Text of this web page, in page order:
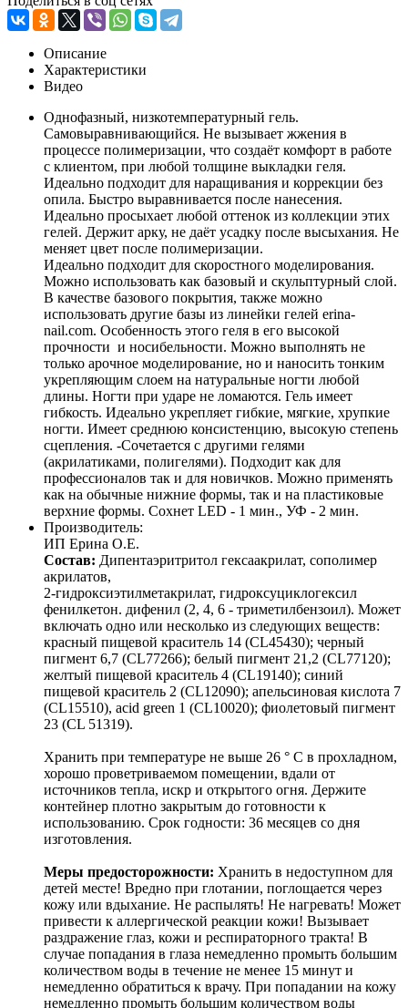
Описание
Характеристики
Видео
Однофазный, низкотемпературный гель.
Самовыравнивающийся. Не вызывает жжения в
процессе полимеризации, что создаёт комфорт в работе
с клиентом, при любой толщине выкладки геля.
Идеально подходит для наращивания и коррекции без
опила. Быстро выравнивается после нанесения.
Идеально просыхает любой оттенок из коллекции этих
гелей. Держит арку, не даёт усадку после высыхания. Не
меняет цвет после полимеризации.
Идеально подходит для скоростного моделирования.
Можно использовать как базовый и скульптурный слой.
В качестве базового покрытия, также можно
использовать другие базы из линейки гелей erina-
nail.com. Особенность этого геля в его высокой
прочности и носибельности. Можно выполнять не
только арочное моделирование, но и наносить тонким
укрепляющим слоем на натуральные ногти любой
длины. Ногти при ударе не ломаются. Гель имеет
гибкость. Идеально укрепляет гибкие, мягкие, хрупкие
ногти. Имеет среднюю консистенцию, высокую степень
сцепления. -Сочетается с другими гелями
(акрилатиками, полигелями). Подходит как для
профессионалов так и для новичков. Можно применять
как на обычные нижние формы, так и на пластиковые
верхние формы. Сохнет LED - 1 мин., УФ - 2 мин.
Производитель:
ИП Ерина О.Е.
Состав: Дипентаэритритол гексаакрилат, сополимер
акрилатов,
2-гидроксиэтилметакрилат, гидроксуциклогексил
фенилкетон. дифенил (2, 4, 6 - триметилбензоил). Может
включать одно или несколько из следующих веществ:
красный пищевой краситель 14 (CL45430); черный
пигмент 6,7 (CL77266); белый пигмент 21,2 (CL77120);
желтый пищевой краситель 4 (CL19140); синий
пищевой краситель 2 (CL12090); апельсиновая кислота 7
(CL15510), acid green 1 (CL10020); фиолетовый пигмент
23 (CL 51319).
Хранить при температуре не выше 26 ° C в прохладном,
хорошо проветриваемом помещении, вдали от
источников тепла, искр и открытого огня. Держите
контейнер плотно закрытым до готовности к
использованию. Срок годности: 36 месяцев со дня
изготовления.
Меры предосторожности: Хранить в недоступном для
детей месте! Вредно при глотании, поглощается через
кожу или вдыхание. Не распылять! Не нагревать! Может
привести к аллергической реакции кожи! Вызывает
раздражение глаз, кожи и респираторного тракта! В
случае попадания в глаза немедленно промыть большим
количеством воды в течение не менее 15 минут и
немедленно обратиться к врачу. При попадании на кожу
немедленно промыть большим количеством воды